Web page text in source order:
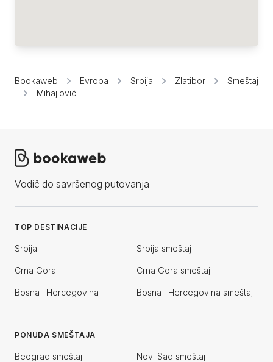
Bookaweb Evropa Srbija Zlatibor
Smeštaj
Mihajlović
Vodič do savršenog putovanja
TOP DESTINACIJE
Srbija Srbija smeštaj
Crna Gora Crna Gora smeštaj
Bosna i Hercegovina Bosna i Hercegovina smeštaj
PONUDA SMEŠTAJA
Beograd smeštaj Novi Sad smeštaj